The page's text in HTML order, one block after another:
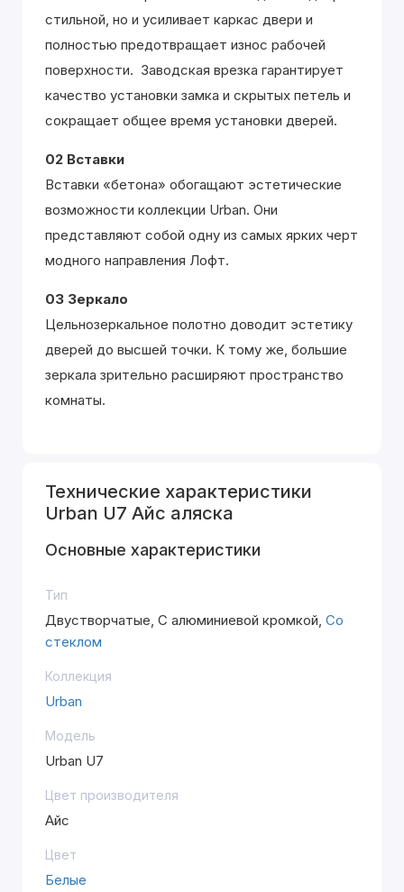
стильной, но и усиливает каркас двери и
полностью предотвращает износ рабочей
поверхности. Заводская врезка гарантирует
качество установки замка и скрытых петель и
сокращает общее время установки дверей.
02 Вставки
Вставки «бетона» обогащают эстетические
возможности коллекции Urban. Они
представляют собой одну из самых ярких черт
модного направления Лофт.
03 Зеркало
Цельнозеркальное полотно доводит эстетику
дверей до высшей точки. К тому же, большие
зеркала зрительно расширяют пространство
комнаты.
Технические характеристики
Urban U7 Айс аляска
Основные характеристики
Тип
Двустворчатые, С алюминиевой кромкой, Со
стеклом
Коллекция
Urban
Модель
Urban U7
Цвет производителя
Айс
Цвет
Белые